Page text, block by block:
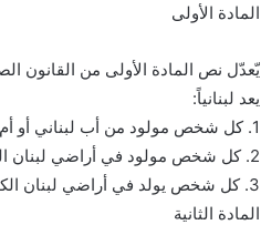
المادة الأولى
يّعدّل نص المادة الأولى من القانون الصادربالقرار رقم 51 تاريخ 19 كانون
يعد لبنانياً:
1. كل شخص مولود من أب لبناني أو أم لبنانية.
2. كل شخص مولود في أراضي لبنان الكبير ولم يثبت أنه اكتسب بالبنوة عند الولادة تابعية أجنبية.
3. كل شخص يولد في أراضي لبنان الكبير من والدين مجهولين او والدين مجهولي التابعية.
المادة الثانية